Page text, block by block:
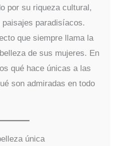
por su riqueza cultural,
paradisíacos.
que siempre llama la
de sus mujeres. En
qué hace únicas a las
son admiradas en todo
única